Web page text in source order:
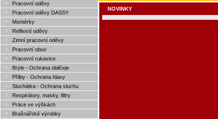
Pracovní oděvy
Pracovní oděvy DASSY
Montérky
Reflexní oděvy
Zimní pracovní oděvy
Pracovní obuv
Pracovní rukavice
Brýle - Ochrana obličeje
Přilby - Ochrana hlavy
Sluchátka - Ochrana sluchu
Respirátory, masky, filtry
Práce ve výškách
Brašnářské výrobky
NOVINKY